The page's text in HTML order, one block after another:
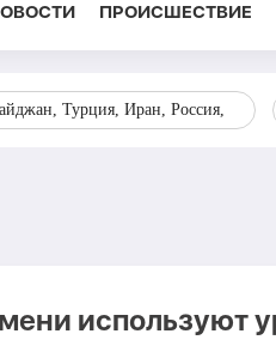
ПРОИСШЕСТВИЕ
Турция, Иран, Россия,
используют